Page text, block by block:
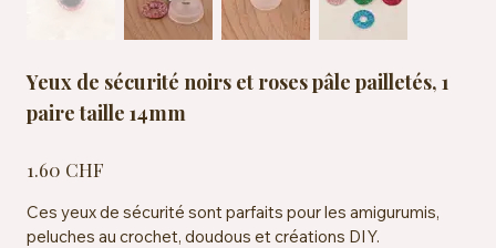
Yeux de sécurité noirs et roses pâle pailletés, 1
paire taille 14mm
1.60 CHF
Ces yeux de sécurité sont parfaits pour les amigurumis,
peluches au crochet, doudous et créations DIY.